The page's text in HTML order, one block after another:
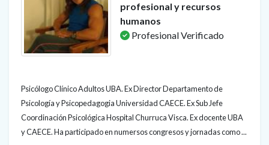
profesional y recursos
humanos
Profesional Verificado
Psicólogo Clínico Adultos UBA. Ex Director Departamento de
Psicología y Psicopedagogia Universidad CAECE. Ex Sub Jefe
Coordinación Psicológica Hospital Churruca Visca. Ex docente UBA
y CAECE. Ha participado en numersos congresos y jornadas como ...